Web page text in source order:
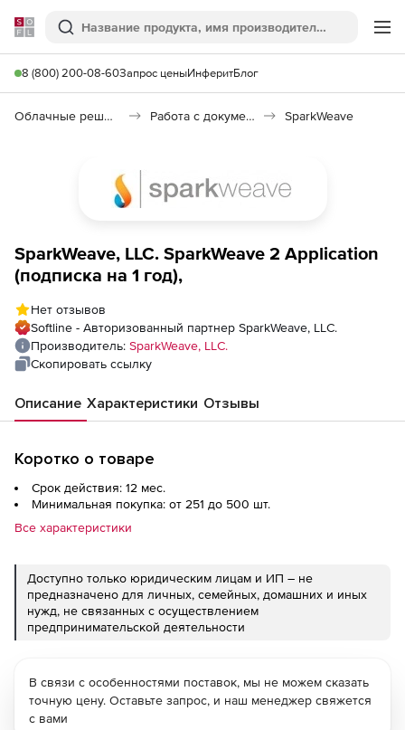
Softline
Поиск
8 (800) 200-08-60Запрос ценыИнферитБлог
Облачные решения (SaaS) Работа с документами (SaaS) SparkWeave
SparkWeave, LLC. SparkWeave 2 Application
(подписка на 1 год),
Нет отзывов
Softline - Авторизованный партнер SparkWeave, LLC.
Производитель: SparkWeave, LLC.
Скопировать ссылку
Описание Характеристики Отзывы
Коротко о товаре
Срок действия: 12 мес.
Минимальная покупка: от 251 до 500 шт.
Все характеристики
Доступно только юридическим лицам и ИП – не
предназначено для личных, семейных, домашних и иных
нужд, не связанных с осуществлением
предпринимательской деятельности
В связи с особенностями поставок, мы не можем сказать
точную цену. Оставьте запрос, и наш менеджер свяжется
с вами